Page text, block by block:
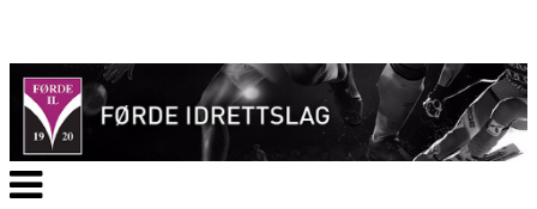
Veksle
navigasjon